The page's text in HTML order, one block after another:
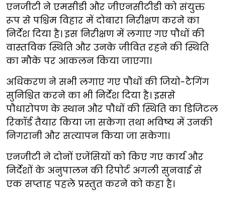
एनजीटी ने एमसीडी और जीएनसीटीडी को संयुक्त
रूप से पश्चिम विहार में दोबारा निरीक्षण करने का
निर्देश दिया है। इस निरीक्षण में लगाए गए पौधों की
वास्तविक स्थिति और उनके जीवित रहने की स्थिति
का मौके पर आकलन किया जाएगा।
अधिकरण ने सभी लगाए गए पौधों की जियो-टैगिंग
सुनिश्चित करने का भी निर्देश दिया है। इससे
पौधारोपण के स्थान और पौधों की स्थिति का डिजिटल
रिकॉर्ड तैयार किया जा सकेगा तथा भविष्य में उनकी
निगरानी और सत्यापन किया जा सकेगा।
एनजीटी ने दोनों एजेंसियों को किए गए कार्य और
निर्देशों के अनुपालन की रिपोर्ट अगली सुनवाई से
एक सप्ताह पहले प्रस्तुत करने को कहा है।